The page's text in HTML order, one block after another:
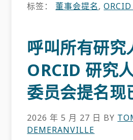
标签： 董事会提名,
呼叫所有研究
ORCID 研究
委员会提名现
2026 年 5 月 27 日 BY
DEMERANVILLE